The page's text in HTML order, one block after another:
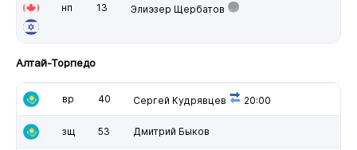
нп 13 Элиэзер Щербатов
Алтай-Торпедо
вр 40 Сергей Кудрявцев 20:00
зщ 53 Дмитрий Быков